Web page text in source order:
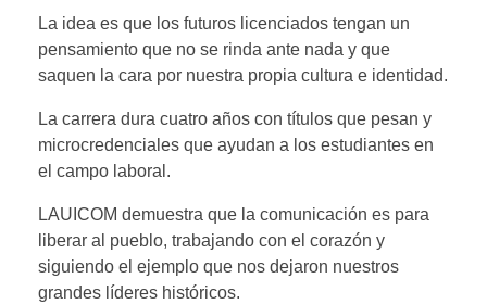
La idea es que los futuros licenciados tengan un
pensamiento que no se rinda ante nada y que
saquen la cara por nuestra propia cultura e identidad.
La carrera dura cuatro años con títulos que pesan y
microcredenciales que ayudan a los estudiantes en
el campo laboral.
LAUICOM demuestra que la comunicación es para
liberar al pueblo, trabajando con el corazón y
siguiendo el ejemplo que nos dejaron nuestros
grandes líderes históricos.